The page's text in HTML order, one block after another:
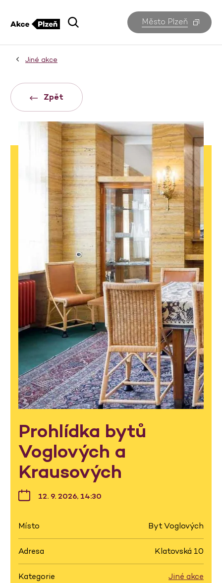
Město Plzeň
Jiné akce
Zpět
Prohlídka bytů
Voglových a
Krausových
12. 9. 2026, 14:30
Místo Byt Voglových
Adresa Klatovská 10
Kategorie Jiné akce